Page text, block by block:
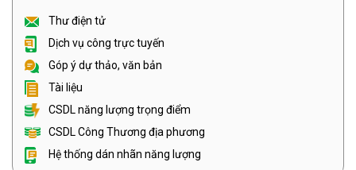
Thư điện tử
Dịch vụ công trực tuyến
Góp ý dự thảo, văn bản
Tài liệu
CSDL năng lượng trọng điểm
CSDL Công Thương địa phương
Hệ thống dán nhãn năng lượng